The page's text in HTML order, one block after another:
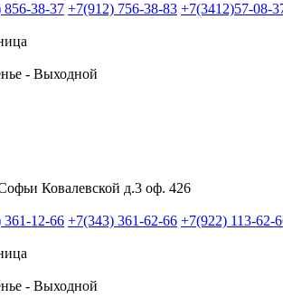
856-38-37 +7(912) 756-38-83 +7(3412)57-08-
- Выходной
Ковалевской д.3 оф. 426
361-12-66 +7(343) 361-62-66 +7(922) 113-62-
- Выходной